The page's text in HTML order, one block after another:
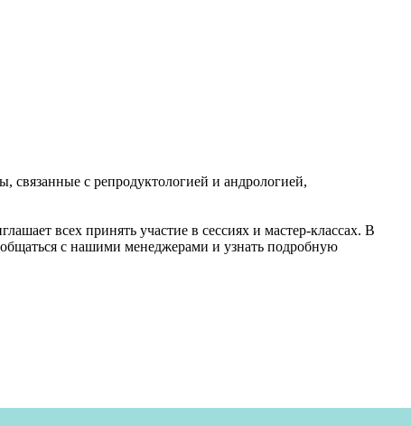
с репродуктологией и андрологией,
всех принять участие в сессиях и мастер-классах. В
с нашими менеджерами и узнать подробную